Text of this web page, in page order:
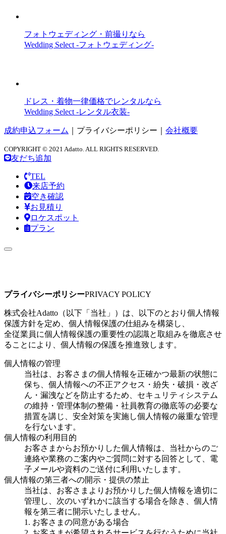
フォトウェディング・前撮りなら
Wedding Select -フォトウェディング-
ドレス・着物一律価格でレンタルなら
Wedding Select -レンタル衣装-
成約申込フォーム プライバシーポリシー 会社概要
COPYRIGHT © 2021 Adatto. ALL RIGHTS RESERVED.
友だち追加
TEL
来店予約
空き確認
お見積り
ロケスポット
プラン
プライバシーポリシーPRIVACY POLICY
株式会社Adatto（以下「当社」）は、以下のとおり個人情報
保護方針を定め、個人情報保護の仕組みを構築し、
全従業員に個人情報保護の重要性の認識と取組みを徹底させ
ることにより、個人情報の保護を推進致します。
個人情報の管理
当社は、お客さまの個人情報を正確かつ最新の状態に
保ち、個人情報への不正アクセス・紛失・破損・改ざ
ん・漏洩などを防止するため、セキュリティシステム
の維持・管理体制の整備・社員教育の徹底等の必要な
措置を講じ、安全対策を実施し個人情報の厳重な管理
を行ないます。
個人情報の利用目的
お客さまからお預かりした個人情報は、当社からのご
連絡や業務のご案内やご質問に対する回答として、電
子メールや資料のご送付に利用いたします。
個人情報の第三者への開示・提供の禁止
当社は、お客さまよりお預かりした個人情報を適切に
管理し、次のいずれかに該当する場合を除き、個人情
報を第三者に開示いたしません。
1. お客さまの同意がある場合